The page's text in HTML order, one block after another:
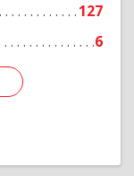
127
6
Подробнее